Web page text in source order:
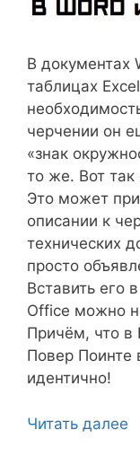
В документах
таблицах
черчении он
«знак
то же. Вот
Это может
описании к
технических
просто
Вставить его
Office можно
Причём, что в
Повер Поинте
идентично!
Читать далее